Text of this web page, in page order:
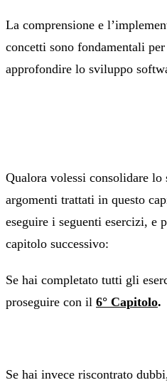
La comprensione e
concetti sono fondamentali
approfondire lo sviluppo
Qualora volessi consolidare
argomenti trattati in questo
eseguire i seguenti esercizi, e
capitolo successivo:
Se hai completato tutti gli
proseguire con il 6° Capitolo.
Se hai invece riscontrato